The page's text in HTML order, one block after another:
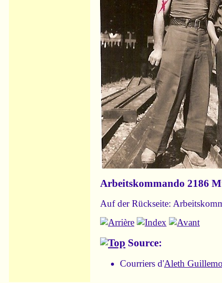
Arbeitskommando 2186
Auf der Rückseite:
Source:
Courriers d'Aleth